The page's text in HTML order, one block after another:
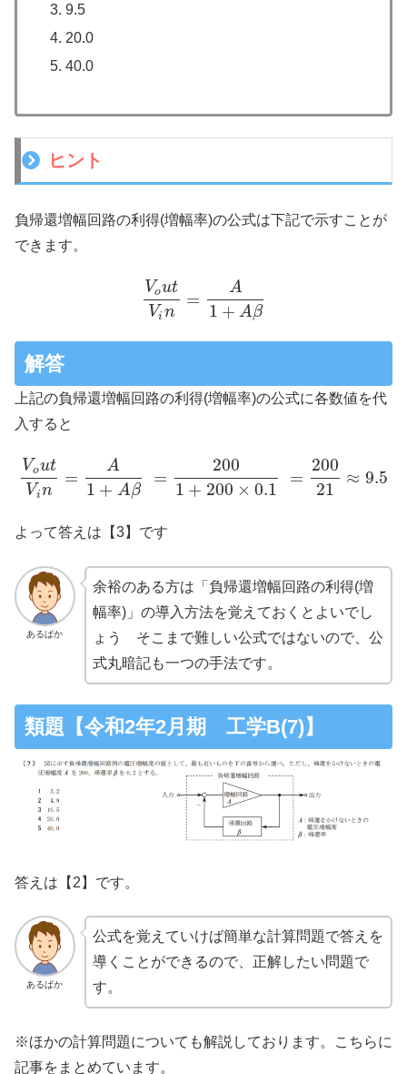
9.5
20.0
40.0
ヒント
負帰還増幅回路の利得(増幅率)の公式は下記で示すことが
できます。
Vout
Vi n
=
A
1 + Aβ
解答
上記の負帰還増幅回路の利得(増幅率)の公式に各数値を代
入すると
Vout
Vin
=
A
1 + Aβ
=
200
1 + 200 × 0.1
=
200
21
≈ 9.5
よって答えは【3】です
あるぱか
余裕のある方は「負帰還増幅回路の利得(増
幅率)」の導入方法を覚えておくとよいでし
ょう そこまで難しい公式ではないので、公
式丸暗記も一つの手法です。
類題【令和2年2月期 工学B(7)】
答えは【2】です。
あるぱか
公式を覚えていけば簡単な計算問題で答えを
導くことができるので、正解したい問題で
す。
※ほかの計算問題についても解説しております。こちらに
記事をまとめています。